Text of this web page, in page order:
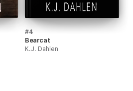
#4
Bearcat
K.J. Dahlen